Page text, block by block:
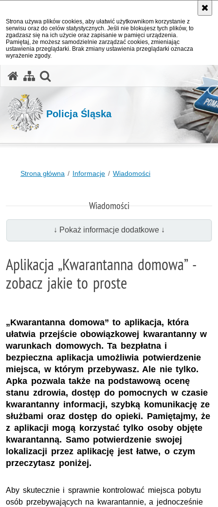
Strona używa plików cookies, aby ułatwić użytkownikom korzystanie z
serwisu oraz do celów statystycznych. Jeśli nie blokujesz tych plików, to
zgadzasz się na ich użycie oraz zapisanie w pamięci urządzenia.
Pamiętaj, że możesz samodzielnie zarządzać cookies, zmieniając
ustawienia przeglądarki. Brak zmiany ustawienia przeglądarki oznacza
wyrażenie zgody.
Policja Śląska
Strona główna Informacje Wiadomości
Wiadomości
↓ Pokaż informacje dodatkowe ↓
Aplikacja „Kwarantanna domowa” -
zobacz jakie to proste
„Kwarantanna domowa” to aplikacja, która
ułatwia przejście obowiązkowej kwarantanny w
warunkach domowych. Ta bezpłatna i
bezpieczna aplikacja umożliwia potwierdzenie
miejsca, w którym przebywasz. Ale nie tylko.
Apka pozwala także na podstawową ocenę
stanu zdrowia, dostęp do pomocnych w czasie
kwarantanny informacji, szybką komunikację ze
służbami oraz dostęp do opieki. Pamiętajmy, że
z aplikacji mogą korzystać tylko osoby objęte
kwarantanną. Samo potwierdzenie swojej
lokalizacji przez aplikację jest łatwe, o czym
przeczytasz poniżej.
Aby skutecznie i sprawnie kontrolować miejsca pobytu
osób przebywających na kwarantannie, a jednocześnie